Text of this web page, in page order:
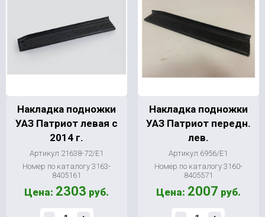
Накладка подножки
УАЗ Патриот левая с
2014 г.
Артикул 21638-72/Е1
Номер по каталогу 3163-
8405161
Цена: 2303 руб.
Накладка подножки
УАЗ Патриот передн.
лев.
Артикул 6956/Е1
Номер по каталогу 3160-
8405571
Цена: 2007 руб.